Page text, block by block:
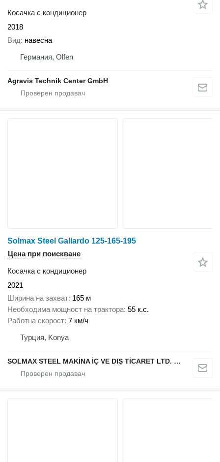
Косачка с кондиционер
2018
Вид навесна
Германия, Olfen
Agravis Technik Center GmbH
Solmax Steel Gallardo 125-165-195
Цена при поискване
Косачка с кондиционер
2021
Ширина на захват 165 м
Необходима мощност на трактора 55 к.с.
Работна скорост 7 км/ч
Турция, Konya
SOLMAX STEEL MAKİNA İÇ VE DIŞ TİCARET LTD. ŞTİ.